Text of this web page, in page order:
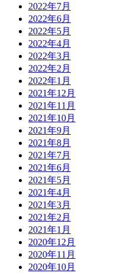
2022年7月
2022年6月
2022年5月
2022年4月
2022年3月
2022年2月
2022年1月
2021年12月
2021年11月
2021年10月
2021年9月
2021年8月
2021年7月
2021年6月
2021年5月
2021年4月
2021年3月
2021年2月
2021年1月
2020年12月
2020年11月
2020年10月